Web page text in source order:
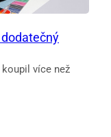
více než